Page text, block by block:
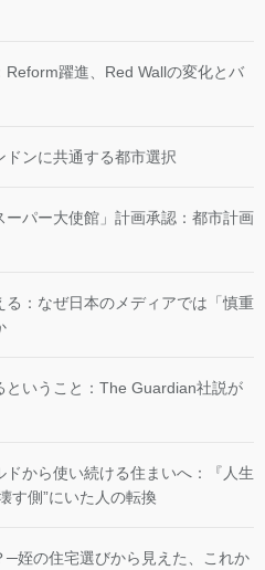
躍進、Red Wallの変化とバ
ドンに共通する都市選択
ーパー大使館」計画承認：都市計画
：なぜ日本のメディアでは「慎重
ということ：The Guardian社説が
ドから使い続ける住まいへ：『人生
す側”にいた人の転換
─姪の住宅選びから見えた、これか